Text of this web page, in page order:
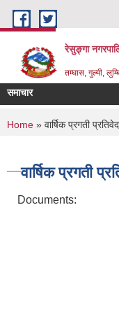
Skip to main content
रेसुङ्गा
तम्घास, गुल्मी,
समाचार
You are
Home » वार्षिक प्रगती
वार्षिक प्रगती
Documents: